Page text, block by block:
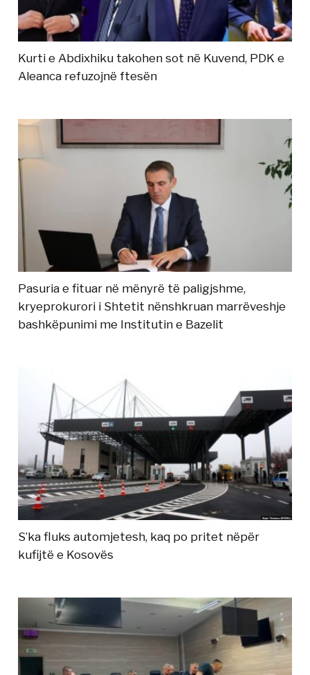
Kurti e Abdixhiku takohen sot në Kuvend, PDK e
Aleanca refuzojnë ftesën
Pasuria e fituar në mënyrë të paligjshme,
kryeprokurori i Shtetit nënshkruan marrëveshje
bashkëpunimi me Institutin e Bazelit
S’ka fluks automjetesh, kaq po pritet nëpër
kufijtë e Kosovës